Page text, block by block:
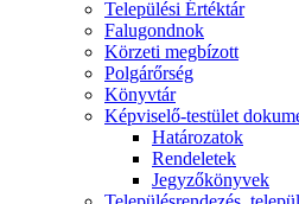
Települési Értéktár
Falugondnok
Körzeti megbízott
Polgárőrség
Könyvtár
Képviselő-testület
Határozatok
Rendeletek
Jegyzőkönyvek